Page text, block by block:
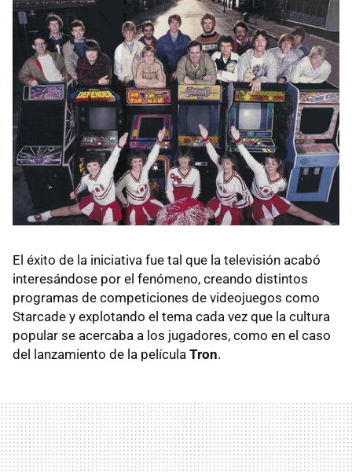
El éxito de la iniciativa fue tal que la televisión acabó
interesándose por el fenómeno, creando distintos
programas de competiciones de videojuegos como
Starcade y explotando el tema cada vez que la cultura
popular se acercaba a los jugadores, como en el caso
del lanzamiento de la película Tron.